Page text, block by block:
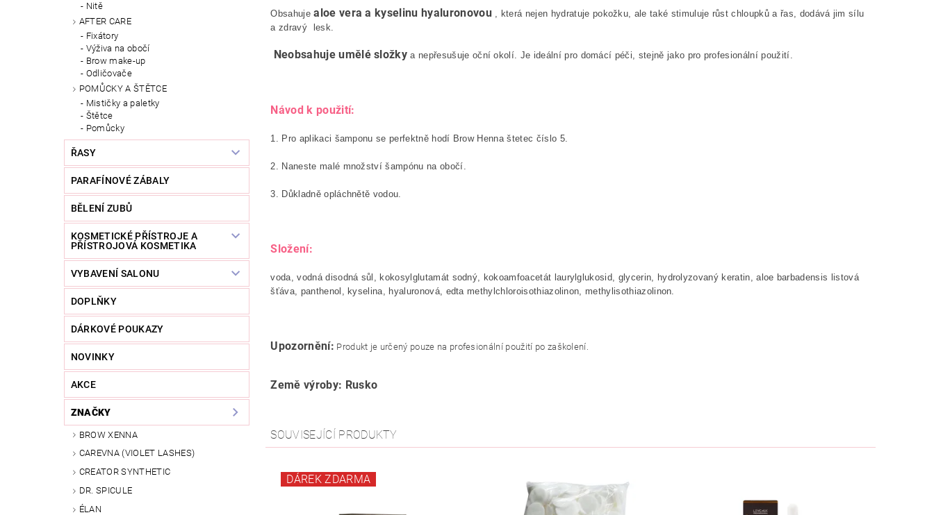
Nitě
AFTER CARE
Fixátory
Výživa na obočí
Brow make-up
Odličovače
POMŮCKY A ŠTĚTCE
Mističky a paletky
Štětce
Pomůcky
ŘASY
PARAFÍNOVÉ ZÁBALY
BĚLENÍ ZUBŮ
KOSMETICKÉ PŘÍSTROJE A
PŘÍSTROJOVÁ KOSMETIKA
VYBAVENÍ SALONU
DOPLŇKY
DÁRKOVÉ POUKAZY
NOVINKY
AKCE
ZNAČKY
BROW XENNA
CAREVNA (VIOLET LASHES)
CREATOR SYNTHETIC
DR. SPICULE
ÉLAN
Obsahujealoe vera a kyselinu hyaluronovou , která nejen hydratuje pokožku, ale také stimuluje růst chloupků a řas, dodává jim sílu
a zdravý lesk.
Neobsahuje umělé složky a nepřesušuje oční okolí. Je ideální pro domácí péči, stejně jako pro profesionální použití.
Návod k použití:
1. Pro aplikaci šamponu se perfektně hodí Brow Henna štetec číslo 5.
2. Naneste malé množství šampónu na obočí.
3. Důkladně opláchnětě vodou.
Složení:
voda, vodná disodná sůl, kokosylglutamát sodný, kokoamfoacetát laurylglukosid, glycerin, hydrolyzovaný keratin, aloe barbadensis listová
šťáva, panthenol, kyselina, hyaluronová, edta methylchloroisothiazolinon, methylisothiazolinon.
Upozornění: Produkt je určený pouze na profesionální použití po zaškolení.
Země výroby: Rusko
SOUVISEJÍCÍ PRODUKTY
DÁREK ZDARMA